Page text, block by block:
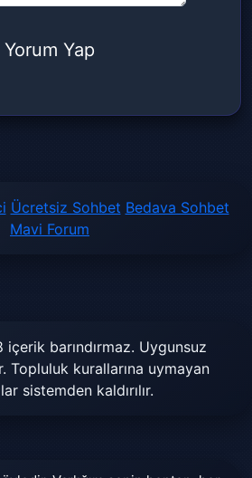
Ücretsiz Sohbet Bedava Sohbet
Mavi Forum
barındırmaz. Uygunsuz
Topluluk kurallarına uymayan
sistemden kaldırılır.